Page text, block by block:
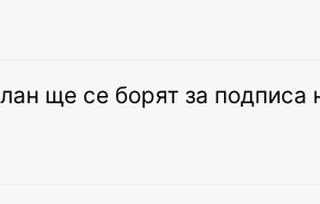
ще се борят за подписа